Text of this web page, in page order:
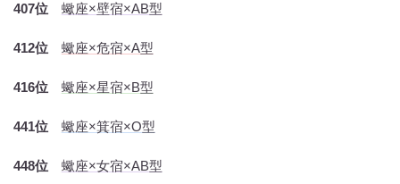
407位 蠍座×壁宿×AB型
412位 蠍座×危宿×A型
416位 蠍座×星宿×B型
441位 蠍座×箕宿×O型
448位 蠍座×女宿×AB型